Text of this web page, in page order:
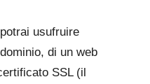
usufruire
di un web
SSL (il